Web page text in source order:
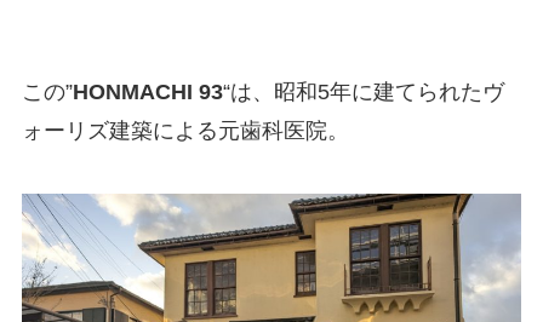
この”HONMACHI 93“は、昭和5年に建てられたヴ
ォーリズ建築による元歯科医院。